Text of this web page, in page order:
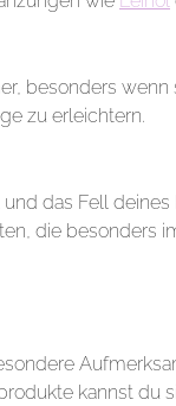
besonders
zu erleichtern.
das Fell
die besonders
kannst